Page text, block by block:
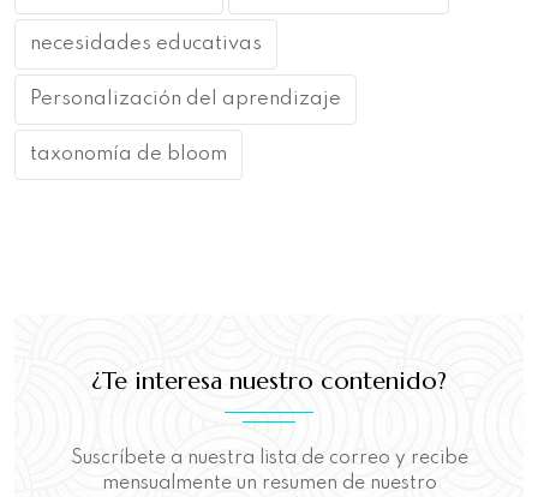
necesidades educativas
Personalización del aprendizaje
taxonomía de bloom
¿Te interesa nuestro contenido?
Suscríbete a nuestra lista de correo y recibe
mensualmente un resumen de nuestro